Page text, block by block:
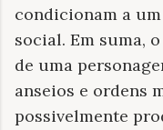
condicionam a
social. Em suma,
de uma
anseios e ordens
possivelmente